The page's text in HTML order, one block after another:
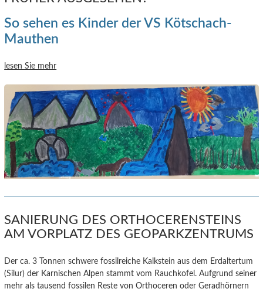
So sehen es Kinder der VS Kötschach-
Mauthen
lesen Sie mehr
SANIERUNG DES ORTHOCERENSTEINS
AM VORPLATZ DES GEOPARKZENTRUMS
Der ca. 3 Tonnen schwere fossilreiche Kalkstein aus dem Erdaltertum
(Silur) der Karnischen Alpen stammt vom Rauchkofel.Aufgrund seiner
mehr als tausend fossilen Reste von Orthoceren oder Geradhörnern